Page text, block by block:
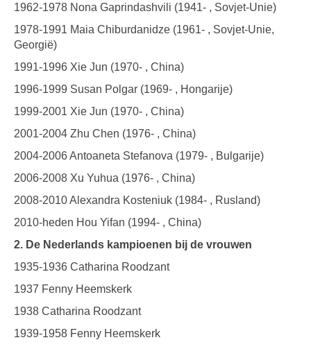
1962-1978 Nona Gaprindashvili (1941- , Sovjet-Unie)
1978-1991 Maia Chiburdanidze (1961- , Sovjet-Unie,
Georgië)
1991-1996 Xie Jun (1970- , China)
1996-1999 Susan Polgar (1969- , Hongarije)
1999-2001 Xie Jun (1970- , China)
2001-2004 Zhu Chen (1976- , China)
2004-2006 Antoaneta Stefanova (1979- , Bulgarije)
2006-2008 Xu Yuhua (1976- , China)
2008-2010 Alexandra Kosteniuk (1984- , Rusland)
2010-heden Hou Yifan (1994- , China)
2. De Nederlands kampioenen bij de vrouwen
1935-1936 Catharina Roodzant
1937 Fenny Heemskerk
1938 Catharina Roodzant
1939-1958 Fenny Heemskerk